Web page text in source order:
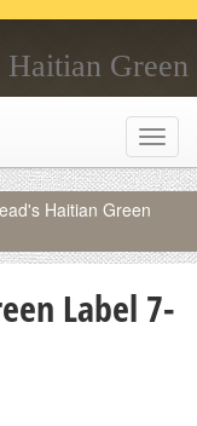
Haitian Green
Haitian Green
Label 7-